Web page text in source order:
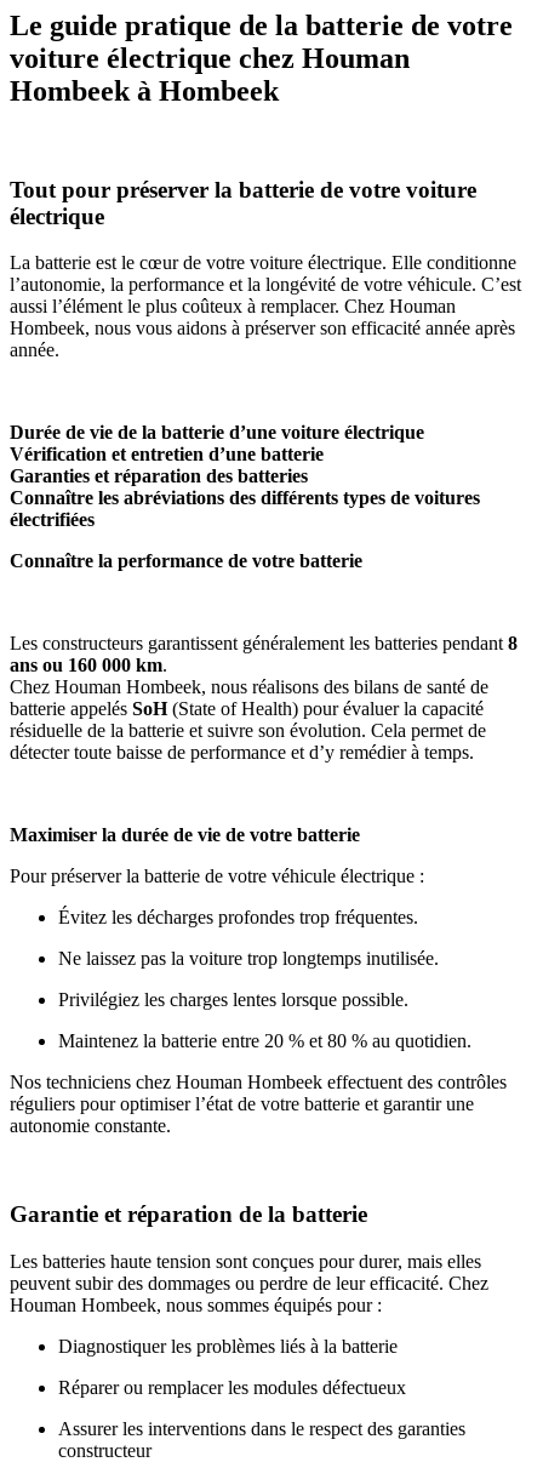
Le guide pratique de la batterie de votre
voiture électrique chez Houman
Hombeek à Hombeek
Tout pour préserver la batterie de votre voiture
électrique
La batterie est le cœur de votre voiture électrique. Elle conditionne
l’autonomie, la performance et la longévité de votre véhicule. C’est
aussi l’élément le plus coûteux à remplacer. Chez Houman
Hombeek, nous vous aidons à préserver son efficacité année après
année.
Durée de vie de la batterie d’une voiture électrique
Vérification et entretien d’une batterie
Garanties et réparation des batteries
Connaître les abréviations des différents types de voitures
électrifiées
Connaître la performance de votre batterie
Les constructeurs garantissent généralement les batteries pendant 8
ans ou 160 000 km.
Chez Houman Hombeek, nous réalisons des bilans de santé de
batterie appelés SoH(State of Health) pour évaluer la capacité
résiduelle de la batterie et suivre son évolution. Cela permet de
détecter toute baisse de performance et d’y remédier à temps.
Maximiser la durée de vie de votre batterie
Pour préserver la batterie de votre véhicule électrique :
Évitez les décharges profondes trop fréquentes.
Ne laissez pas la voiture trop longtemps inutilisée.
Privilégiez les charges lentes lorsque possible.
Maintenez la batterie entre 20 % et 80 % au quotidien.
Nos techniciens chez Houman Hombeek effectuent des contrôles
réguliers pour optimiser l’état de votre batterie et garantir une
autonomie constante.
Garantie et réparation de la batterie
Les batteries haute tension sont conçues pour durer, mais elles
peuvent subir des dommages ou perdre de leur efficacité. Chez
Houman Hombeek, nous sommes équipés pour :
Diagnostiquer les problèmes liés à la batterie
Réparer ou remplacer les modules défectueux
Assurer les interventions dans le respect des garanties
constructeur